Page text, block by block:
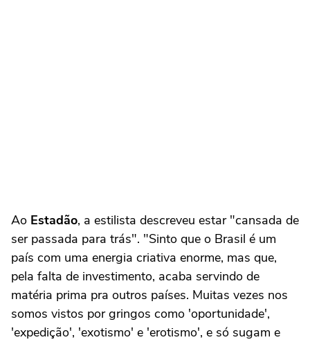
Ao Estadão, a estilista descreveu estar "cansada de
ser passada para trás". "Sinto que o Brasil é um
país com uma energia criativa enorme, mas que,
pela falta de investimento, acaba servindo de
matéria prima pra outros países. Muitas vezes nos
somos vistos por gringos como 'oportunidade',
'expedição', 'exotismo' e 'erotismo', e só sugam e